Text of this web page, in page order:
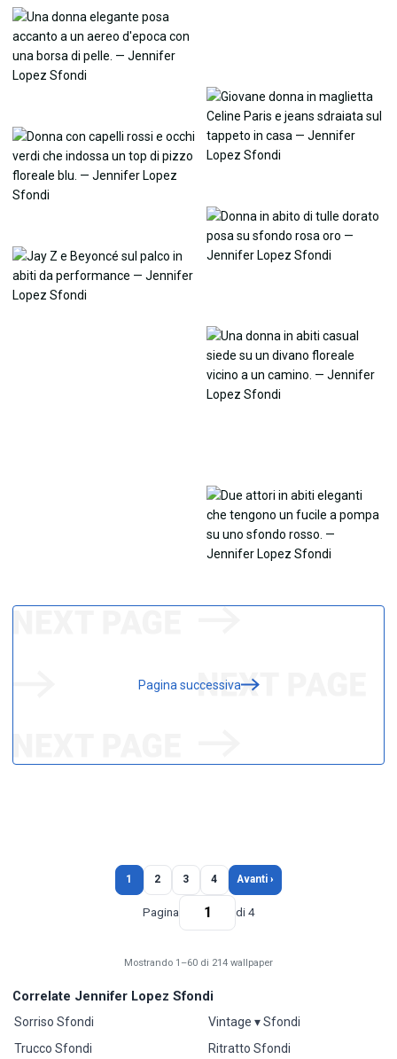
Pagina successiva
1 2 3 4 Avanti ›
Pagina di 4
Mostrando 1–60 di 214 wallpaper
Correlate Jennifer Lopez Sfondi
Sorriso Sfondi
Trucco Sfondi
Vintage ▾ Sfondi
Ritratto Sfondi